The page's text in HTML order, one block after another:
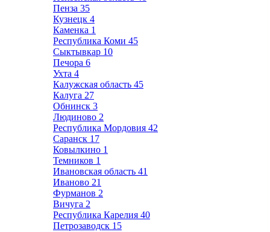
Пенза 35
Кузнецк 4
Каменка 1
Республика Коми 45
Сыктывкар 10
Печора 6
Ухта 4
Калужская область 45
Калуга 27
Обнинск 3
Людиново 2
Республика Мордовия 42
Саранск 17
Ковылкино 1
Темников 1
Ивановская область 41
Иваново 21
Фурманов 2
Вичуга 2
Республика Карелия 40
Петрозаводск 15